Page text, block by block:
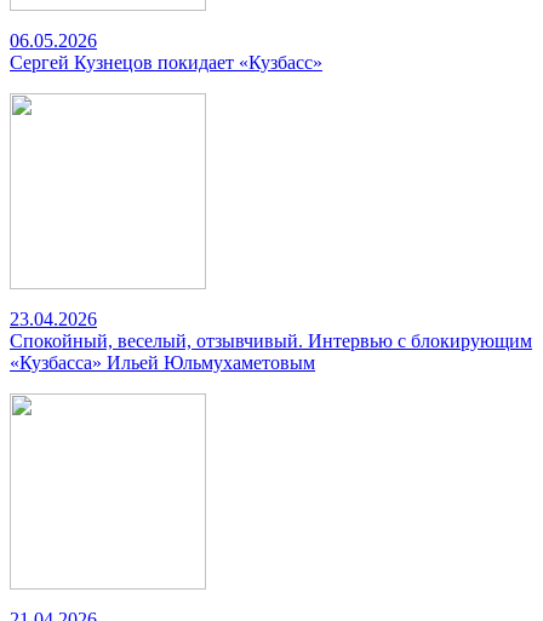
06.05.2026
Сергей Кузнецов покидает «Кузбасс»
23.04.2026
Спокойный, веселый, отзывчивый. Интервью с блокирующим
«Кузбасса» Ильей Юльмухаметовым